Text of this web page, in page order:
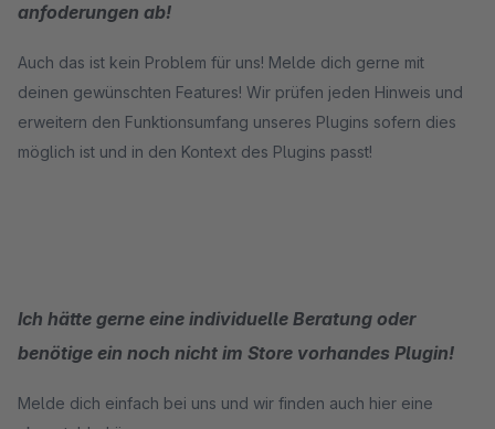
anfoderungen ab!
Auch das ist kein Problem für uns! Melde dich gerne mit
deinen gewünschten Features! Wir prüfen jeden Hinweis und
erweitern den Funktionsumfang unseres Plugins sofern dies
möglich ist und in den Kontext des Plugins passt!
Ich hätte gerne eine individuelle Beratung oder
benötige ein noch nicht im Store vorhandes Plugin!
Melde dich einfach bei uns und wir finden auch hier eine